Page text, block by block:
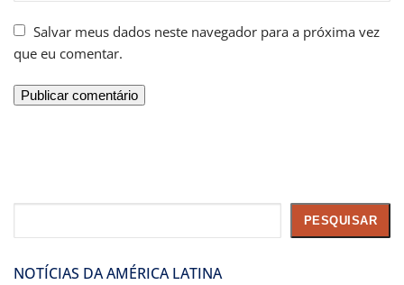
Salvar meus dados neste navegador para a próxima vez
que eu comentar.
PESQUISAR
NOTÍCIAS DA AMÉRICA LATINA